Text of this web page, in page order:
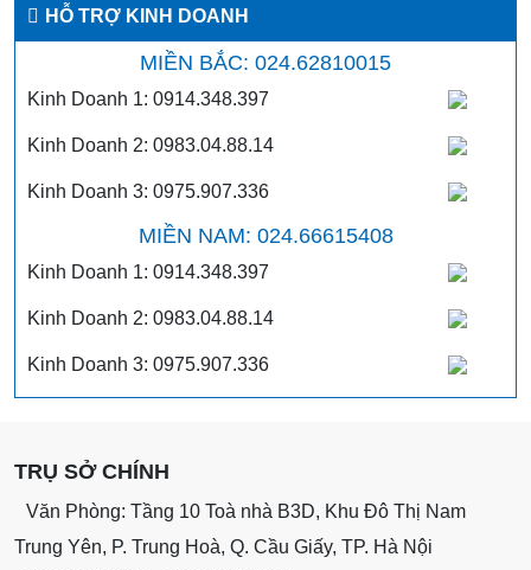
HỖ TRỢ KINH DOANH
MIỀN BẮC: 024.62810015
Kinh Doanh 1: 0914.348.397
Kinh Doanh 2: 0983.04.88.14
Kinh Doanh 3: 0975.907.336
MIỀN NAM: 024.66615408
Kinh Doanh 1: 0914.348.397
Kinh Doanh 2: 0983.04.88.14
Kinh Doanh 3: 0975.907.336
TRỤ SỞ CHÍNH
Văn Phòng: Tầng 10 Toà nhà B3D, Khu Đô Thị Nam
Trung Yên, P. Trung Hoà, Q. Cầu Giấy, TP. Hà Nội